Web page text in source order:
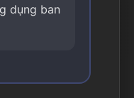
dụng ban